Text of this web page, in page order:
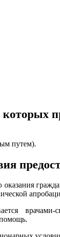
путем).